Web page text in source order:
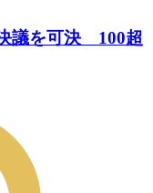
議を可決 100超